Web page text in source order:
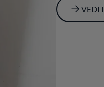
VEDI